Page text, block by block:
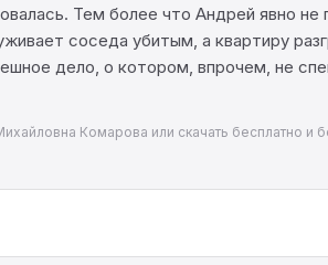
Тем более что Андрей явно
соседа убитым, а квартиру
дело, о котором, впрочем, не
Комарова или скачать бесплатно